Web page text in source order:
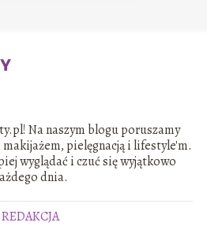
Na naszym blogu poruszamy
pielęgnacją i lifestyle'm.
wyglądać i czuć się wyjątkowo
dnia.
REDAKCJA